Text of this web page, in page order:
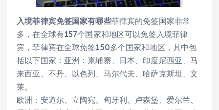
入境菲律宾免签国家有哪些菲律宾的免签国家非常
多，在全球有157个国家和地区可以免签入境菲律
宾，菲律宾在全球免签150多个国家和地区，其中包
括以下国家：亚洲：柬埔寨、日本、印度尼西亚、马
来西亚、不丹、以色列、马尔代夫、哈萨克斯坦、文
莱。
欧洲：安道尔、立陶宛、匈牙利、卢森堡、爱尔兰、